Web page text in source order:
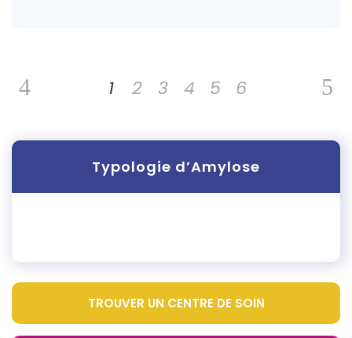
1 2 3 4 5 6
Typologie d’Amylose
TROUVER UN CENTRE DE SOIN